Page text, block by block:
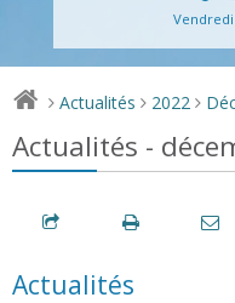
Vendredi
> Actualités > 2022 >
Actualités -
Actualités